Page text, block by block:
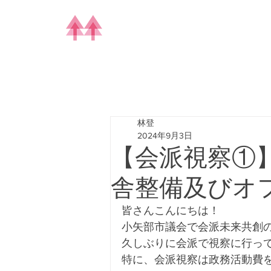
【会派視察①
舎整備及びオ
林登
2024年9月3日
皆さんこんにちは！
小矢部市議会で会派未来共創
久しぶりに会派で視察に行っ
特に、会派視察は政務活動費